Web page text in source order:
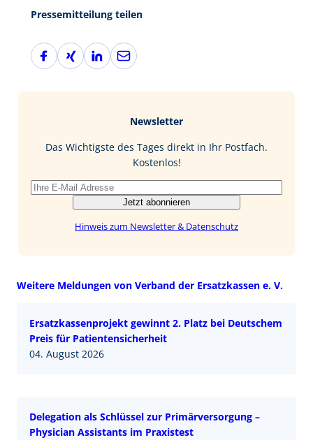
Pressemitteilung teilen
F
a
X
i
L
i
I
E
-
Newsletter
Das Wichtigste des Tages direkt in Ihr Postfach.
Kostenlos!
Jetzt abonnieren
Hinweis zum Newsletter & Datenschutz
Weitere Meldungen von Verband der Ersatzkassen e. V.
Ersatzkassenprojekt gewinnt 2. Platz bei Deutschem
Preis für Patientensicherheit
04. August 2026
Delegation als Schlüssel zur Primärversorgung –
Physician Assistants im Praxistest